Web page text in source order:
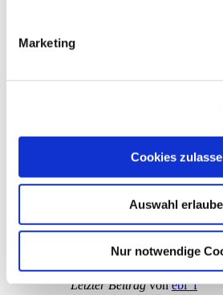
Marketing
Cookies
Auswahl
Nur notwendige
2
Letzter BeitragvonPapakai
Antworten
Letzter Beitragvon
Mi., 21. Mai 2025 08:01
Passwort Problem
Antworten
4434Zugriffe
Letzter Beitragvonebi_f